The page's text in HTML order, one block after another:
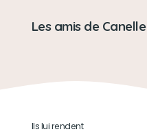
Espiègle
Les amis de Canelle
Ils lui rendent